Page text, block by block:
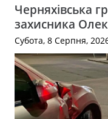
Черняхівська
захисника
Субота, 8 Серпня,